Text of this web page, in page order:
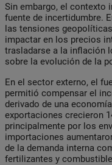
Sin embargo, el contexto
fuente de incertidumbre.
las tensiones
impactar en los precios
trasladarse a la inflación
sobre la evolución de la
En el sector externo, el
permitió compensar el
derivado de una
exportaciones crecieron
principalmente por los
importaciones
de la demanda interna
fertilizantes y